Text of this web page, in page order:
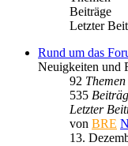
Beiträge
Letzter
Rund um das
Neuigkeiten und
92 Themen
535
Letzter
von BRE
13.